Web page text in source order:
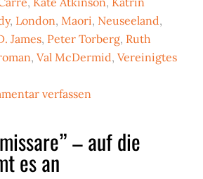
, London, Maori, Neuseeland,
James, Peter Torberg, Ruth
,Val McDermid,Vereinigtes
verfassen
– auf die
es an